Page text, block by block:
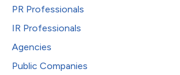
PR Professionals
IR Professionals
Agencies
Public Companies